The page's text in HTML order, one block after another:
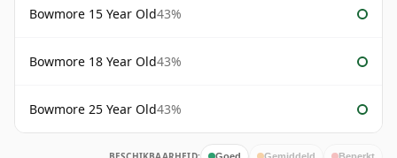
Bowmore 15 Year Old43%
Bowmore 18 Year Old43%
Bowmore 25 Year Old43%